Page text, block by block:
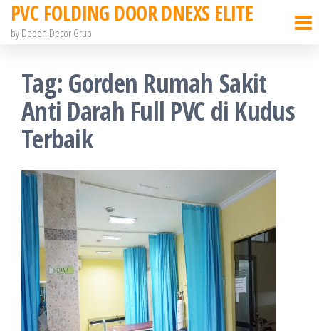
Skip
content
PVC FOLDING DOOR DNEXS ELITE
by Deden Decor Grup
Tag: Gorden Rumah Sakit
Anti Darah Full PVC di Kudus
Terbaik